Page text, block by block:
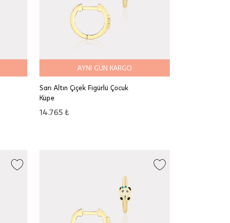
AYNI GÜN KARGO
Sarı Altın Çiçek Figürlü Çocuk
Küpe
14.765 ₺